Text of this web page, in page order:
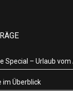
Special – Urlaub vom
im Überblick